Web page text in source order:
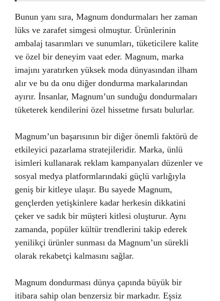
Bunun yanı sıra, Magnum dondurmaları her zaman
lüks ve zarafet simgesi olmuştur. Ürünlerinin
ambalaj tasarımları ve sunumları, tüketicilere kalite
ve özel bir deneyim vaat eder. Magnum, marka
imajını yaratırken yüksek moda dünyasından ilham
alır ve bu da onu diğer dondurma markalarından
ayırır. İnsanlar, Magnum’un sunduğu dondurmaları
tüketerek kendilerini özel hissetme fırsatı bulurlar.
Magnum’un başarısının bir diğer önemli faktörü de
etkileyici pazarlama stratejileridir. Marka, ünlü
isimleri kullanarak reklam kampanyaları düzenler ve
sosyal medya platformlarındaki güçlü varlığıyla
geniş bir kitleye ulaşır. Bu sayede Magnum,
gençlerden yetişkinlere kadar herkesin dikkatini
çeker ve sadık bir müşteri kitlesi oluşturur. Aynı
zamanda, popüler kültür trendlerini takip ederek
yenilikçi ürünler sunması da Magnum’un sürekli
olarak rekabetçi kalmasını sağlar.
Magnum dondurması dünya çapında büyük bir
itibara sahip olan benzersiz bir markadır. Eşsiz